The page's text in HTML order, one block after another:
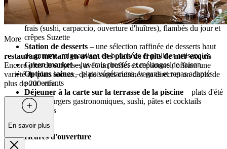
Parenzana, avec l'accompagnement d'un sommelier
Stations culinaires en direct
– préparations de fruits de mer
frais (sushi, carpaccio, ouverture d'huîtres), flambés du jour et
crêpes Suzette
Station de desserts – une sélection raffinée de desserts haut
de gamme, mignardises en bouchées et pralines artisanales
Green market– jus frais pressés et mélanges de saison
Options saines– plats végétariens, vegans et repas adaptés
pour enfants
Déjeuner à la carte sur la terrasse de la piscine – plats d'été
légers, burgers gastronomiques, sushi, pâtes et cocktails
signatures
Heures d'ouverture
More
restaurant mettant en avant des plats de fruits de mer exquis
Encore plus de surprises avec un buffet exceptionnel, offrant une
variété de plats locaux, de poissons cuisinés en direct et un choix de
plus de 200 vins.
En savoir plus